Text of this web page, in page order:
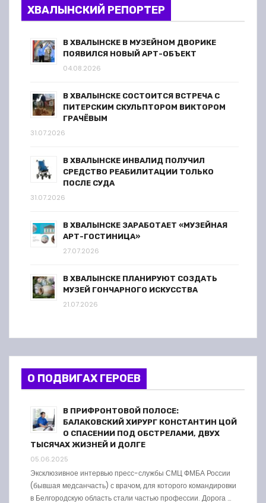
ХВАЛЫНСКИЙ РЕПОРТЕР
В ХВАЛЫНСКЕ В МУЗЕЙНОМ ДВОРИКЕ
ПОЯВИЛСЯ НОВЫЙ АРТ-ОБЪЕКТ
04.08.2026
В ХВАЛЫНСКЕ СОСТОИТСЯ ВСТРЕЧА С
ПИТЕРСКИМ СКУЛЬПТОРОМ ВИКТОРОМ
ГРАЧЁВЫМ
31.07.2026
В ХВАЛЫНСКЕ ИНВАЛИД ПОЛУЧИЛ
СРЕДСТВО РЕАБИЛИТАЦИИ ТОЛЬКО
ПОСЛЕ СУДА
31.07.2026
В ХВАЛЫНСКЕ ЗАРАБОТАЕТ «МУЗЕЙНАЯ
АРТ-ГОСТИНИЦА»
27.07.2026
В ХВАЛЫНСКЕ ПЛАНИРУЮТ СОЗДАТЬ
МУЗЕЙ ГОНЧАРНОГО ИСКУССТВА
21.07.2026
О ПОДВИГАХ ГЕРОЕВ
В ПРИФРОНТОВОЙ ПОЛОСЕ:
БАЛАКОВСКИЙ ХИРУРГ КОНСТАНТИН ЦОЙ
О СПАСЕНИИ ПОД ОБСТРЕЛАМИ, ДВУХ
ТЫСЯЧАХ ЖИЗНЕЙ И ДОЛГЕ
05.06.2025
Эксклюзивное интервью пресс-службы СМЦ ФМБА России
(бывшая медсанчасть) с врачом, для которого командировки
в Белгородскую область стали частью профессии. Дорога …